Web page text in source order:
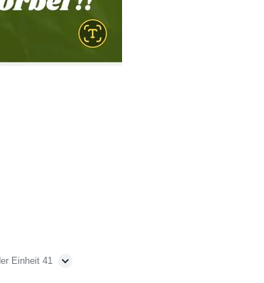
Einheit 41